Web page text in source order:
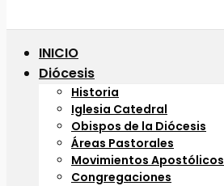
INICIO
Diócesis
Historia
Iglesia Catedral
Obispos de la Diócesis
Áreas Pastorales
Movimientos Apostólicos
Congregaciones